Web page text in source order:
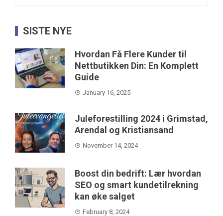
SISTE NYE
Hvordan Få Flere Kunder til
Nettbutikken Din: En Komplett
Guide
January 16, 2025
Juleforestilling 2024 i Grimstad,
Arendal og Kristiansand
November 14, 2024
Boost din bedrift: Lær hvordan
SEO og smart kundetilrekning
kan øke salget
February 8, 2024